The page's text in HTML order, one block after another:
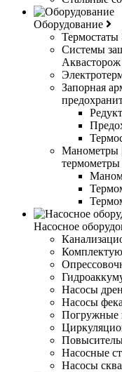
Оборудование
Термостаты
Системы
Аквасторож
Запорная
Манометры
термометры
Насосное
Насосы
Насосы
Погружные
Насосные
Насосы